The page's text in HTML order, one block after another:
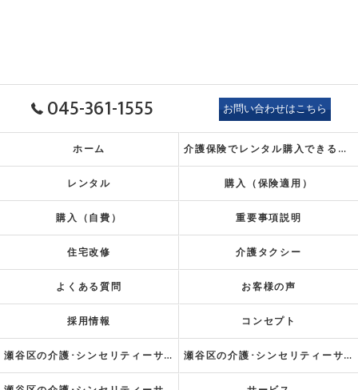
045-361-1555 お問い合わせはこちら
ホーム 介護保険でレンタル購入できるもの
レンタル 購入（保険適用）
購入（自費） 重要事項説明
住宅改修 介護タクシー
よくある質問 お客様の声
採用情報 コンセプト
瀬谷区の介護･シンセリティーサービス株式会社の口コミ情報 瀬谷区の介護･シンセリティーサービス株式会社の評判